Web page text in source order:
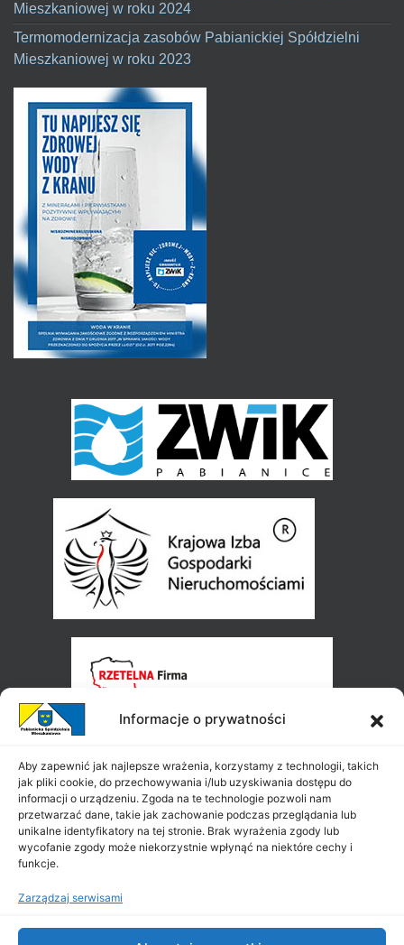
Informacje o prywatności
Aby zapewnić jak najlepsze wrażenia, korzystamy z technologii, takich
jak pliki cookie, do przechowywania i/lub uzyskiwania dostępu do
informacji o urządzeniu. Zgoda na te technologie pozwoli nam
przetwarzać dane, takie jak zachowanie podczas przeglądania lub
unikalne identyfikatory na tej stronie. Brak wyrażenia zgody lub
wycofanie zgody może niekorzystnie wpłynąć na niektóre cechy i
funkcje.
Zarządzaj serwisami
Mieszkaniowej w roku 2024
Termomodernizacja zasobów Pabianickiej Spółdzielni
Mieszkaniowej w roku 2023